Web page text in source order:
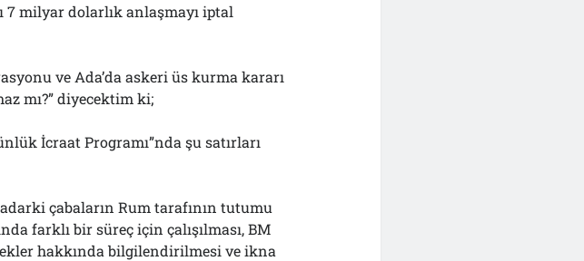
7 milyar dolarlık anlaşmayı iptal
ve Ada’da askeri üs kurma kararı
mı?” diyecektim ki;
İcraat Programı”nda şu satırları
çabaların Rum tarafının tutumu
farklı bir süreç için çalışılması, BM
hakkında bilgilendirilmesi ve ikna